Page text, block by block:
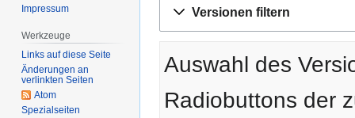
Navigation
Suche
Versionen filtern
Auswahl des
Radiobuttons der
Impressum
Werkzeuge
Links auf diese Seite
Änderungen an
verlinkten Seiten
Atom
Spezialseiten